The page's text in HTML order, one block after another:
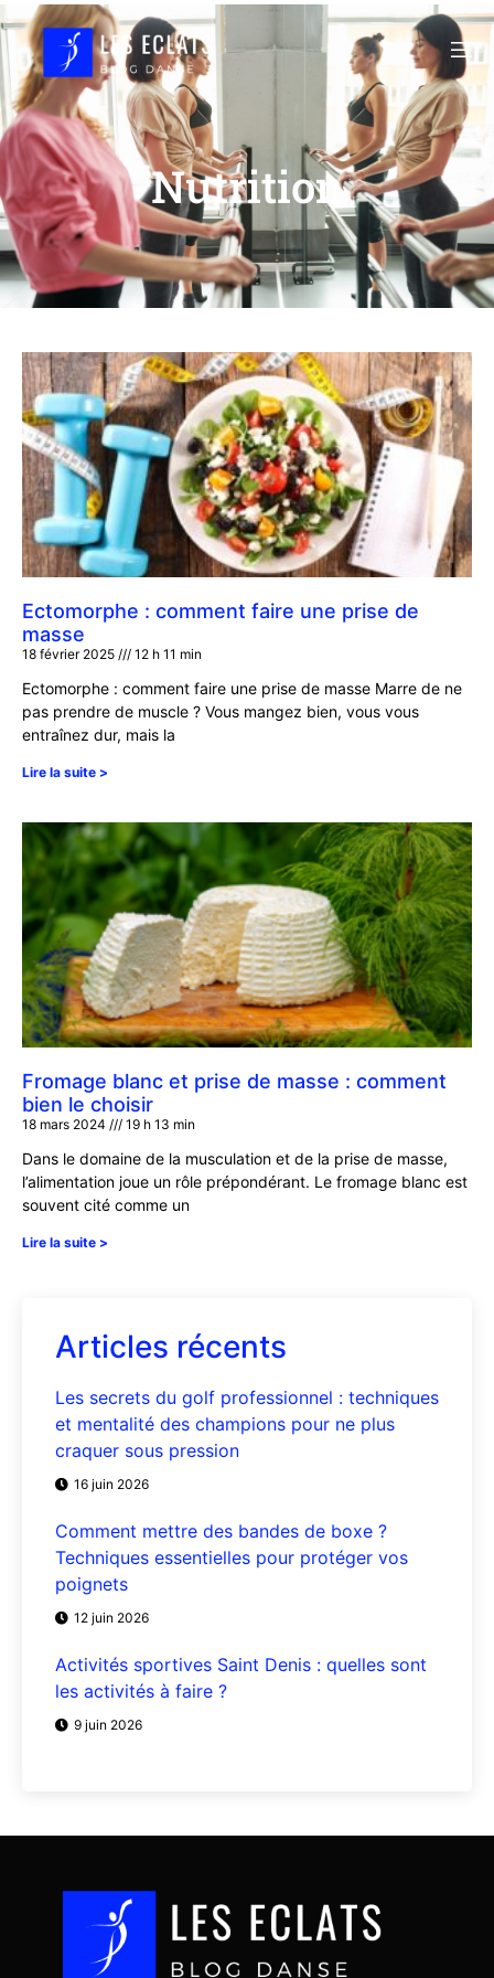
Nutrition
Ectomorphe : comment faire une prise de
masse
18 février 2025 12 h 11 min
Ectomorphe : comment faire une prise de masse Marre de ne
pas prendre de muscle ? Vous mangez bien, vous vous
entraînez dur, mais la
Lire la suite >
Fromage blanc et prise de masse : comment
bien le choisir
18 mars 2024 19 h 13 min
Dans le domaine de la musculation et de la prise de masse,
l’alimentation joue un rôle prépondérant. Le fromage blanc est
souvent cité comme un
Lire la suite >
Articles récents
Les secrets du golf professionnel : techniques
et mentalité des champions pour ne plus
craquer sous pression
16 juin 2026
Comment mettre des bandes de boxe ?
Techniques essentielles pour protéger vos
poignets
12 juin 2026
Activités sportives Saint Denis : quelles sont
les activités à faire ?
9 juin 2026